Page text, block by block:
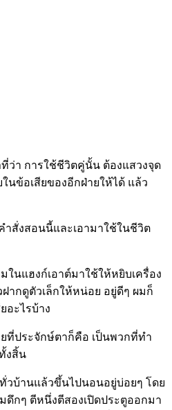
ว่า การใช้ชีวิตคู่นั้น ต้องแสวงจุด
นข้อเสียของอีกฝ่ายให้ได้ แล้ว
ำสั่งสอนนี้และเอามาใช้ในชีวิต
ในแฮงก์เอาต์มาใช้ให้หยิบเครื่อง
ากดูตัวเล็กให้หน่อย อยู่ดีๆ ผมก็
อะไรบ้าง
ที่ประจักษ์ตาก็คือ เป็นพวกที่ทำ
งสิ้น
ทั่วบ้านแล้วขึ้นไปนอนอยู่บ่อยๆ โดย
กๆ ตีหนึ่งตีสองเปิดประตูออกมา